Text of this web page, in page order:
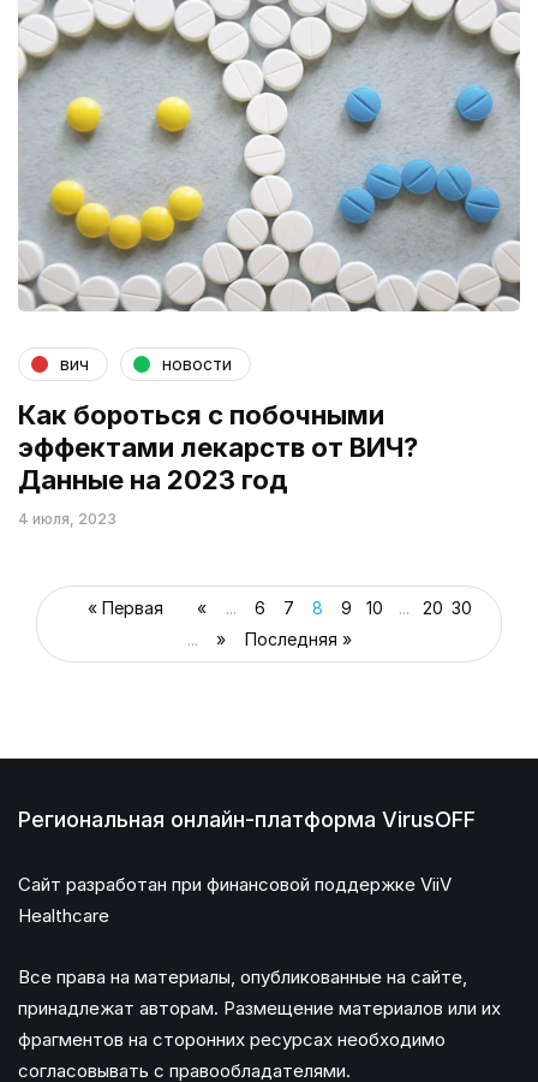
вич новости
Как бороться с побочными
эффектами лекарств от ВИЧ?
Данные на 2023 год
4 июля, 2023
« Первая « ... 6 7 8 9 10 ... 20 30
...
» Последняя »
Региональная онлайн-платформа VirusOFF
Сайт разработан при финансовой поддержке ViiV
Healthcare
Все права на материалы, опубликованные на сайте,
принадлежат авторам. Размещение материалов или их
фрагментов на сторонних ресурсах необходимо
согласовывать с правообладателями.